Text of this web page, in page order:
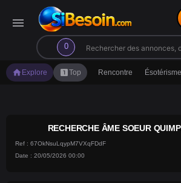
menu
0
search
home Explore looks_oneTop Rencontre Ésotérisme
RECHERCHE ÂME SOEUR
Ref : 67OkNsuLqypM7VXqFDdF
Date : 20/05/2026 00:00